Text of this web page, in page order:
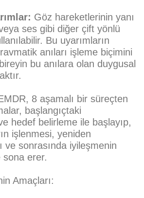
Göz hareketlerinin yanı
ses gibi diğer çift yönlü
Bu uyarımların
anıları işleme biçimini
bu anılara olan duygusal
8 aşamalı bir süreçten
başlangıçtaki
hedef belirleme ile başlayıp,
işlenmesi, yeniden
ve sonrasında iyileşmenin
sona erer.
Amaçları: